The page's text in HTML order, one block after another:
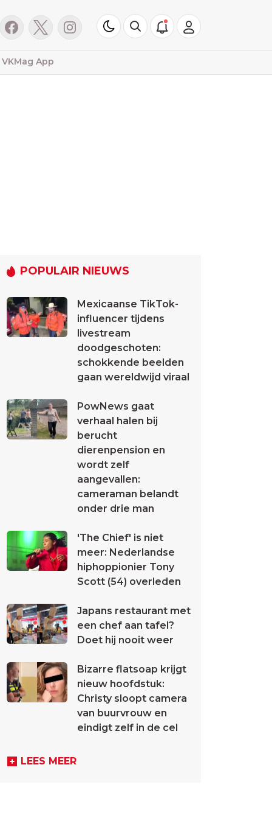
VKMag App
POPULAIR NIEUWS
Mexicaanse TikTok-
influencer tijdens
livestream
doodgeschoten:
schokkende beelden
gaan wereldwijd viraal
PowNews gaat
verhaal halen bij
berucht
dierenpension en
wordt zelf
aangevallen:
cameraman belandt
onder drie man
'The Chief' is niet
meer: Nederlandse
hiphoppionier Tony
Scott (54) overleden
Japans restaurant met
een chef aan tafel?
Doet hij nooit weer
Bizarre flatsoap krijgt
nieuw hoofdstuk:
Christy sloopt camera
van buurvrouw en
eindigt zelf in de cel
LEES MEER